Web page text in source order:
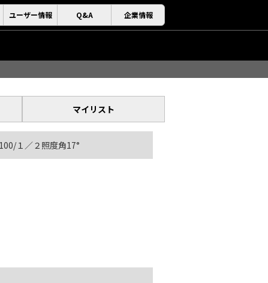
ユーザー情報 Q&A 企業情報
マイリスト
１／２照度角17°